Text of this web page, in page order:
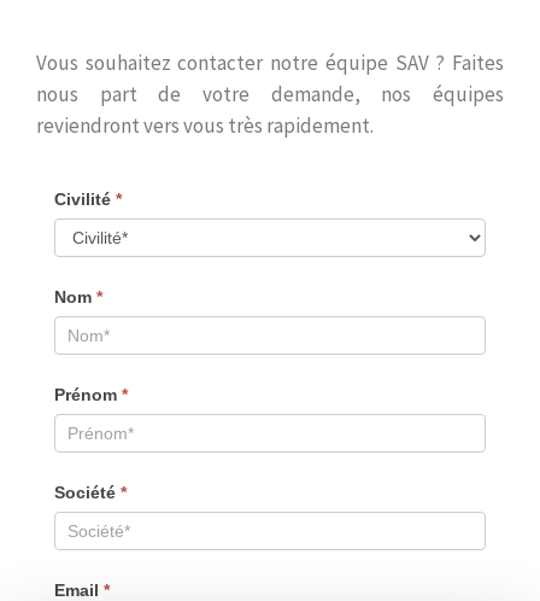
Vous souhaitez contacter notre équipe SAV ? Faites
nous part de votre demande, nos équipes
reviendront vers vous très rapidement.
Civilité *
Nom *
Prénom *
Société *
Email *